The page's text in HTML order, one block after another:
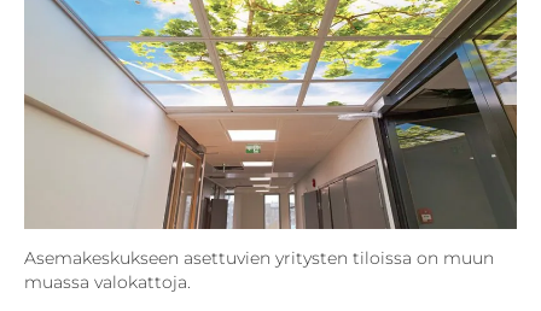
Asemakeskukseen asettuvien yritysten tiloissa on muun
muassa valokattoja.